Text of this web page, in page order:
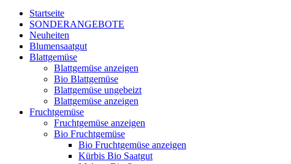
Startseite
SONDERANGEBOTE
Neuheiten
Blumensaatgut
Blattgemüse
Blattgemüse anzeigen
Bio Blattgemüse
Blattgemüse ungebeizt
Blattgemüse anzeigen
Fruchtgemüse
Fruchtgemüse anzeigen
Bio Fruchtgemüse
Bio Fruchtgemüse anzeigen
Kürbis Bio Saatgut